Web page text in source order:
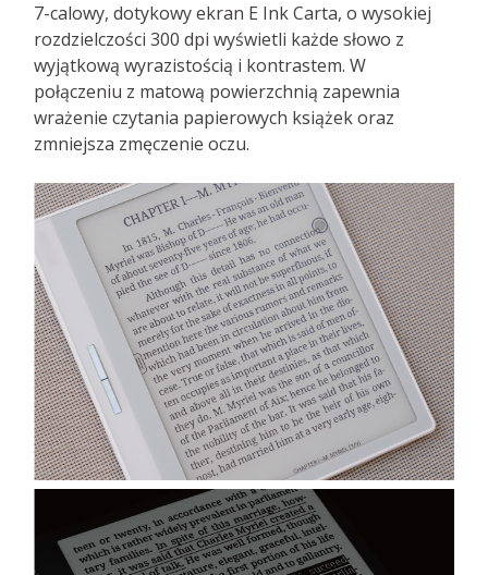
7-calowy, dotykowy ekran E Ink Carta, o wysokiej
rozdzielczości 300 dpi wyświetli każde słowo z
wyjątkową wyrazistością i kontrastem. W
połączeniu z matową powierzchnią zapewnia
wrażenie czytania papierowych książek oraz
zmniejsza zmęczenie oczu.